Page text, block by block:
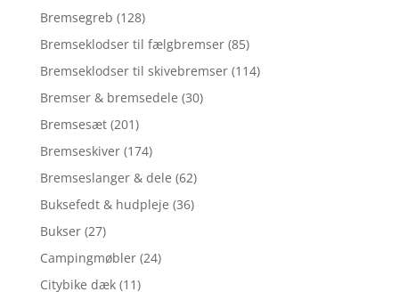
Bremsegreb (128)
Bremseklodser til fælgbremser (85)
Bremseklodser til skivebremser (114)
Bremser & bremsedele (30)
Bremsesæt (201)
Bremseskiver (174)
Bremseslanger & dele (62)
Buksefedt & hudpleje (36)
Bukser (27)
Campingmøbler (24)
Citybike dæk (11)